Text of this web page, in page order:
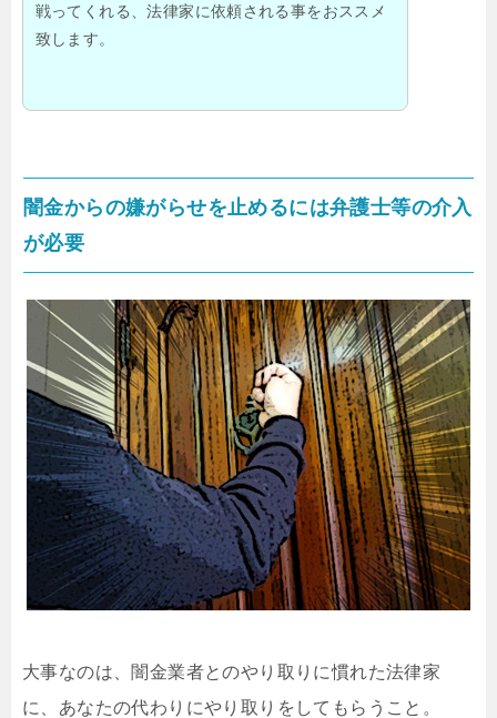
戦ってくれる、法律家に依頼される事をおススメ
致します。
闇金からの嫌がらせを止めるには弁護士等の介入
が必要
大事なのは、闇金業者とのやり取りに慣れた法律家
に、あなたの代わりにやり取りをしてもらうこと。